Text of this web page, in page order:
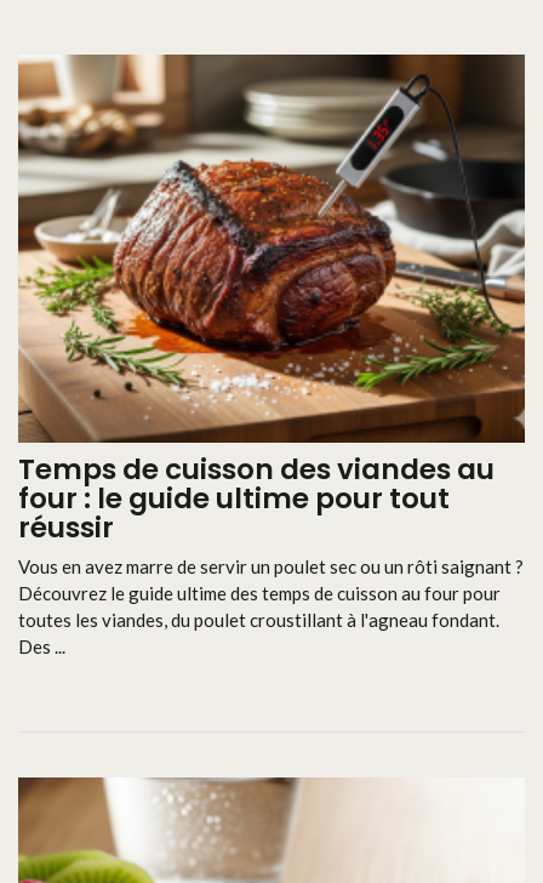
Temps de cuisson des viandes au
four : le guide ultime pour tout
réussir
Vous en avez marre de servir un poulet sec ou un rôti saignant ?
Découvrez le guide ultime des temps de cuisson au four pour
toutes les viandes, du poulet croustillant à l'agneau fondant.
Des ...